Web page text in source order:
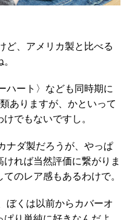
ど、アメリカ製と比べる
ハート〉なども同時期に
ありますが、かといって
でもないですし。
ナダ製だろうが、やっぱ
れば当然評価に繋がりま
のレア感もあるわけで。
ぼくは以前からカバーオ